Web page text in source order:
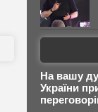
На вашу
України